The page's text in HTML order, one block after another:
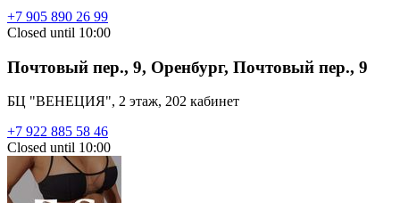
+7 905 890 26 99
Closed until 10:00
Почтовый пер., 9, Оренбург, Почтовый пер., 9
БЦ "ВЕНЕЦИЯ", 2 этаж, 202 кабинет
+7 922 885 58 46
Closed until 10:00